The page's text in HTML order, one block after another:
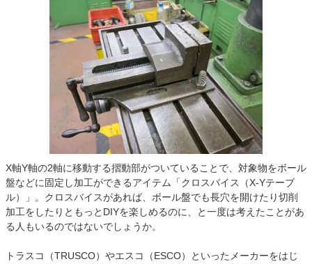
X軸Y軸の2軸に移動する摺動部がついていることで、対象物をボール
盤などに固定し加工ができるアイテム「クロスバイス（X-Yテーブ
ル）」。クロスバイスがあれば、ボール盤でも長穴を開けたり切削
加工をしたりともっとDIYを楽しめるのに、と一度は考えたことがあ
る人もいるのではないでしょうか。
トラスコ（TRUSCO）やエスコ（ESCO）といったメーカーをはじ